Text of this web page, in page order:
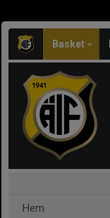
Basket
Hem